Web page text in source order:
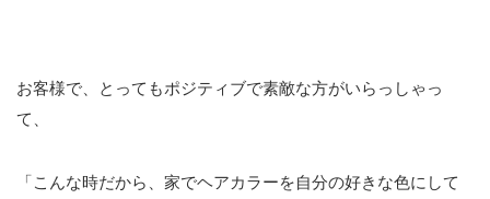
お客様で、とってもポジティブで素敵な方がいらっしゃっ
て、
「こんな時だから、家でヘアカラーを自分の好きな色にして